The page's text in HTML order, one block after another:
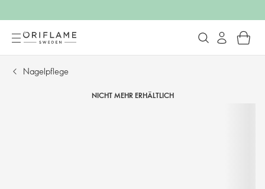
Nagelpflege
NICHT MEHR ERHÄLTLICH